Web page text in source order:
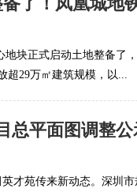
地块正式启动土地整备了
超29万㎡建筑规模，以...
总平面图调整公
才苑传来新动态。深圳市